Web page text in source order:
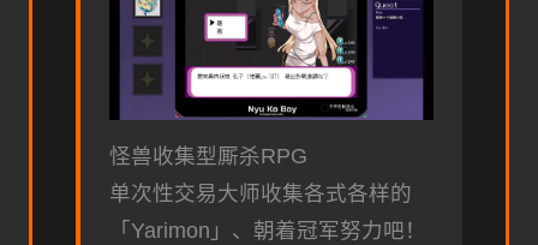
怪兽收集型厮杀RPG
单次性交易大师收集各式各样的
「Yarimon」、朝着冠军努力吧！